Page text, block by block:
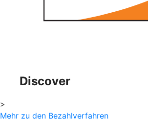
Discover
>
Mehr zu den Bezahlverfahren